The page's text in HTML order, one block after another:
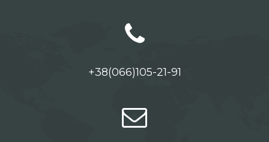
+38(066)105-21-91